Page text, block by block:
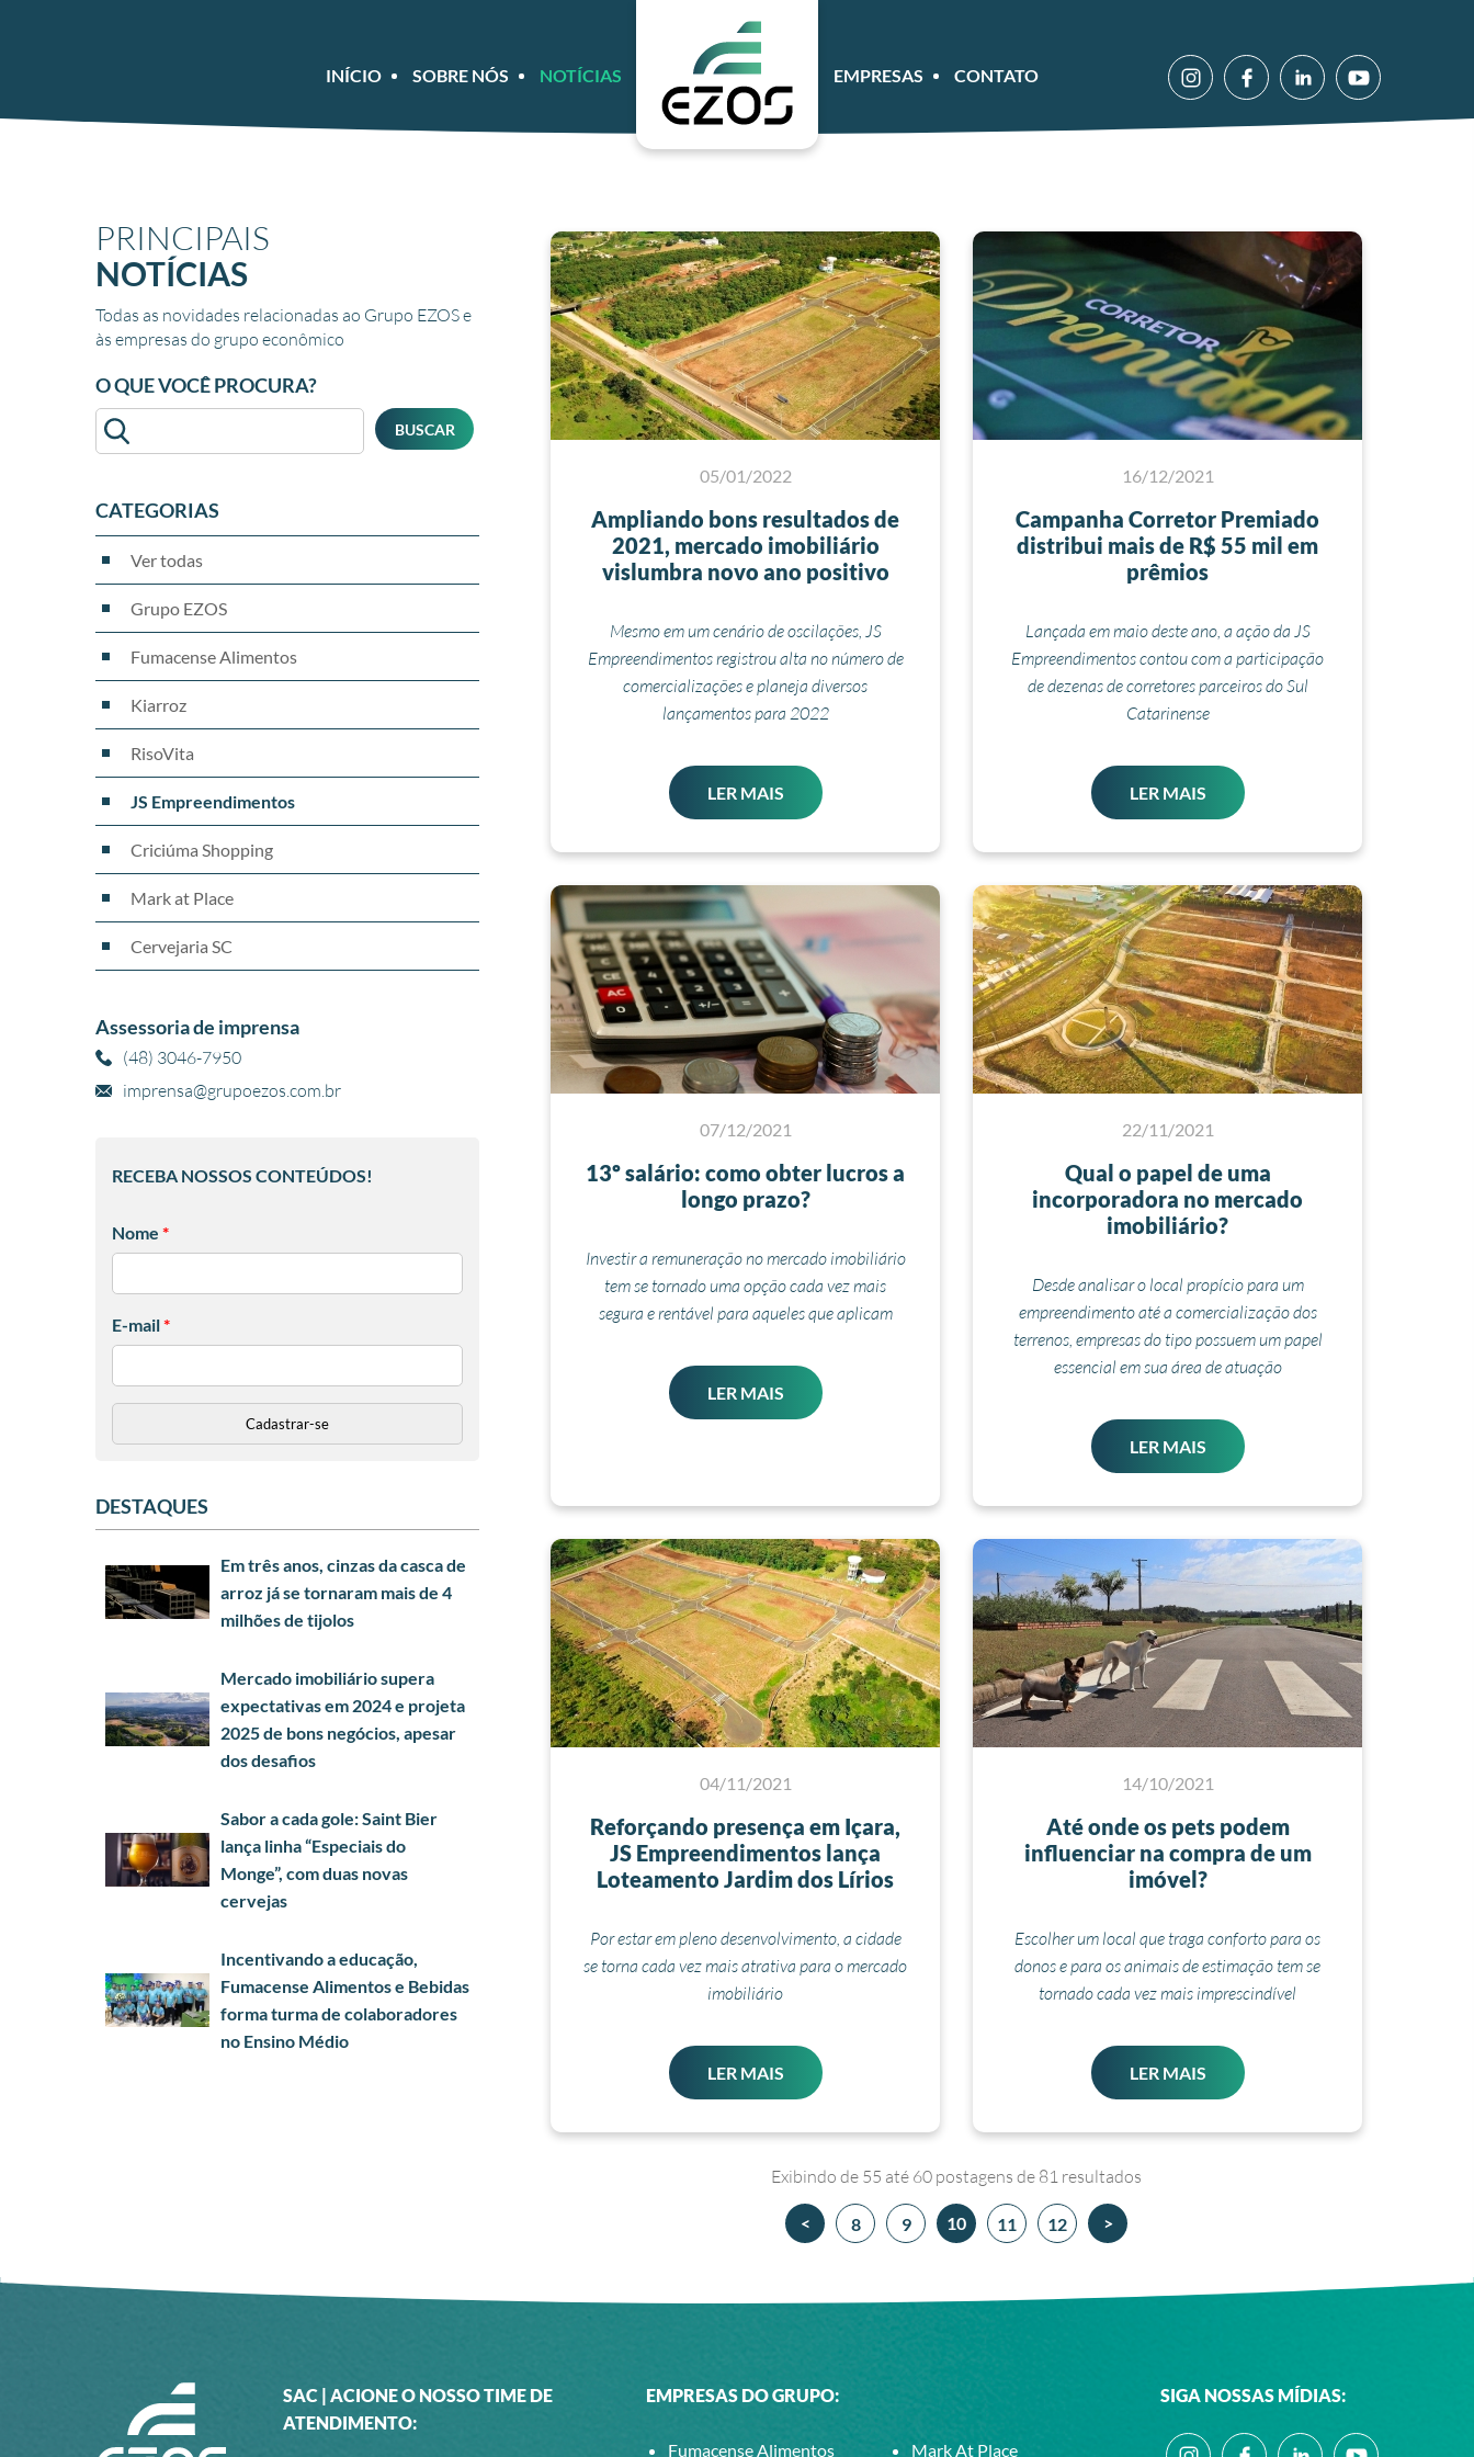
INÍCIO SOBRE NÓS NOTÍCIAS EMPRESAS CONTATO
PRINCIPAIS
NOTÍCIAS
Todas as novidades relacionadas ao Grupo EZOS e
às empresas do grupo econômico
O QUE VOCÊ PROCURA?
CATEGORIAS
Ver todas
Grupo EZOS
Fumacense Alimentos
Kiarroz
RisoVita
JS Empreendimentos
Criciúma Shopping
Mark at Place
Cervejaria SC
Assessoria de imprensa
(48) 3046-7950
imprensa@grupoezos.com.br
RECEBA NOSSOS CONTEÚDOS!
Nome *
E-mail*
DESTAQUES
Em três anos, cinzas da casca de
arroz já se tornaram mais de 4
milhões de tijolos
Mercado imobiliário supera
expectativas em 2024 e projeta
2025 de bons negócios, apesar
dos desafios
Sabor a cada gole: Saint Bier
lança linha “Especiais do
Monge”, com duas novas
cervejas
Incentivando a educação,
Fumacense Alimentos e Bebidas
forma turma de colaboradores
no Ensino Médio
05/01/2022
Ampliando bons resultados de
2021, mercado imobiliário
vislumbra novo ano positivo
Mesmo em um cenário de oscilações, JS
Empreendimentos registrou alta no número de
comercializações e planeja diversos
lançamentos para 2022
LER MAIS
16/12/2021
Campanha Corretor Premiado
distribui mais de R$ 55 mil em
prêmios
Lançada em maio deste ano, a ação da JS
Empreendimentos contou com a participação
de dezenas de corretores parceiros do Sul
Catarinense
LER MAIS
07/12/2021
13º salário: como obter lucros a
longo prazo?
Investir a remuneração no mercado imobiliário
tem se tornado uma opção cada vez mais
segura e rentável para aqueles que aplicam
LER MAIS
22/11/2021
Qual o papel de uma
incorporadora no mercado
imobiliário?
Desde analisar o local propício para um
empreendimento até a comercialização dos
terrenos, empresas do tipo possuem um papel
essencial em sua área de atuação
LER MAIS
04/11/2021
Reforçando presença em Içara,
JS Empreendimentos lança
Loteamento Jardim dos Lírios
Por estar em pleno desenvolvimento, a cidade
se torna cada vez mais atrativa para o mercado
imobiliário
LER MAIS
14/10/2021
Até onde os pets podem
influenciar na compra de um
imóvel?
Escolher um local que traga conforto para os
donos e para os animais de estimação tem se
tornado cada vez mais imprescindível
LER MAIS
Exibindo de 55 até 60 postagens de 81 resultados
< 8 9 10 11 12 >
SAC | ACIONE O NOSSO TIME DE
ATENDIMENTO:
EMPRESAS DO GRUPO:
Fumacense Alimentos Mark At Place
SIGA NOSSAS MÍDIAS: